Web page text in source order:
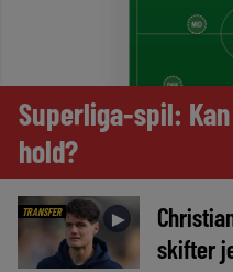
Superliga-spil:
hold?
TRANSFER ►
skifter